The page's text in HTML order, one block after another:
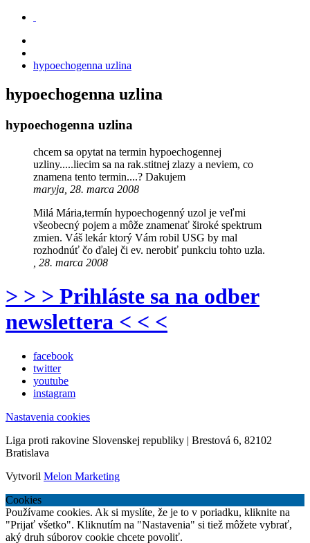
hypoechogenna uzlina
hypoechogenna uzlina
hypoechogenna uzlina
chcem sa opytat na termin hypoechogennej
uzliny.....liecim sa na rak.stitnej zlazy a neviem, co
znamena tento termin....? Dakujem
maryja, 28. marca 2008
Milá Mária,termín hypoechogenný uzol je veľmi
všeobecný pojem a môže znamenať široké spektrum
zmien. Váš lekár ktorý Vám robil USG by mal
rozhodnúť čo ďalej či ev. nerobiť punkciu tohto uzla.
, 28. marca 2008
> > > Prihláste sa na odber
newslettera < < <
facebook
twitter
youtube
instagram
Nastavenia cookies
Liga proti rakovine Slovenskej republiky | Brestová 6, 82102
Bratislava
Vytvoril Melon Marketing
Cookies
Používame cookies. Ak si myslíte, že je to v poriadku, kliknite na
"Prijať všetko". Kliknutím na "Nastavenia" si tiež môžete vybrať,
aký druh súborov cookie chcete povoliť.